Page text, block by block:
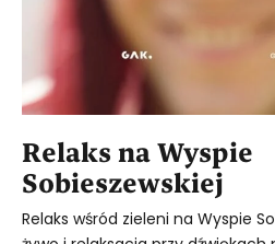
Relaks na Wyspie
Sobieszewskiej
Relaks wśród zieleni na Wyspie